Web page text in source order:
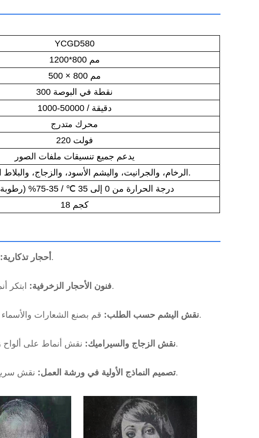
YCGD580
1200*800 مم
500 × 800 مم
300 نقطة في البوصة
1000-50000 / دقيقة
محرك متدرج
220 فولت
يدعم جميع تنسيقات ملفات الصور
الرخام، والجرانيت، واليشم الأسود، والزجاج، والبلاط الخزفي، إلخ.
درجة الحرارة من 0 إلى 35 ℃ / 35-75% (رطوبة نسبية)
18 كجم
1) أحجار تذكارية: قم بإنشاء نقوش دقيقة على شواهد القبور وعلاماتها.
2) فنون الأحجار الزخرفية:ابتكر أنماطًا معقدة على الرخام أو الجرانيت للديكور الداخلي.
3) نقش اليشم حسب الطلب:قم بصنع الشعارات والأسماء والأعمال الفنية على اليشم الأسود أو الأحجار الأخرى.
4) نقش الزجاج والسيراميك:نقش أنماط على ألواح زجاجية وبلاط سيراميك للمشاريع المنزلية أو التجارية.
5) تصميم النماذج الأولية في ورشة العمل:نقش سريع لعينات حجرية متوسطة الحجم للعملاء أو المعارض.